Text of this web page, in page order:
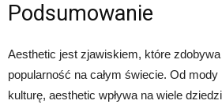
Podsumowanie
Aesthetic jest zjawiskiem, które
popularność na całym świecie. Od
kulturę, aesthetic wpływa na wiele